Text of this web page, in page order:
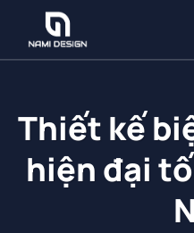
Thiết kế
hiện đại